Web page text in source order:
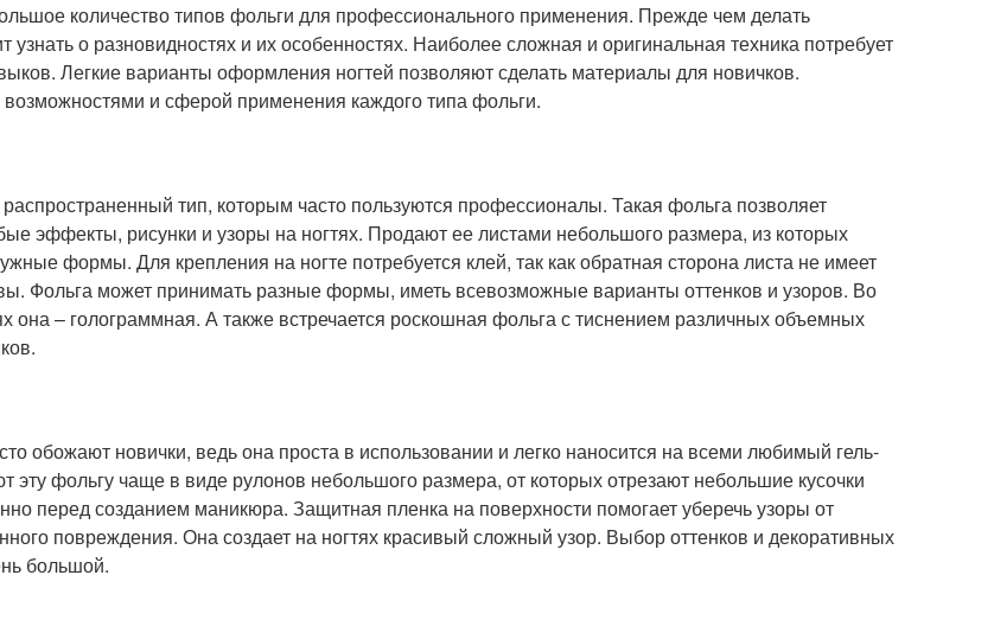
количество типов фольги для профессионального применения. Прежде чем делать
узнать о разновидностях и их особенностях. Наиболее сложная и оригинальная техника потребует
Легкие варианты оформления ногтей позволяют сделать материалы для новичков.
и сферой применения каждого типа фольги.
тип, которым часто пользуются профессионалы. Такая фольга позволяет
эффекты, рисунки и узоры на ногтях. Продают ее листами небольшого размера, из которых
формы. Для крепления на ногте потребуется клей, так как обратная сторона листа не имеет
Фольга может принимать разные формы, иметь всевозможные варианты оттенков и узоров. Во
она – голограммная. А также встречается роскошная фольга с тиснением различных объемных
обожают новички, ведь она проста в использовании и легко наносится на всеми любимый гель-
эту фольгу чаще в виде рулонов небольшого размера, от которых отрезают небольшие кусочки
перед созданием маникюра. Защитная пленка на поверхности помогает уберечь узоры от
повреждения. Она создает на ногтях красивый сложный узор. Выбор оттенков и декоративных
большой.